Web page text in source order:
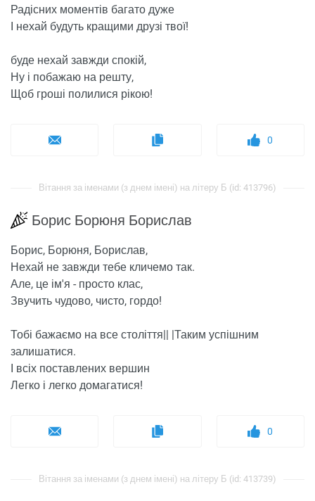
Радісних моментів багато дуже
І нехай будуть кращими друзі твої!
буде нехай завжди спокій,
Ну і побажаю на решту,
Щоб гроші полилися рікою!
0
Вітання за іменами (з днем ​​імені) на літеру Б (id: 413796)
Борис Борюня Борислав
Борис, Борюня, Борислав,
Нехай не завжди тебе кличемо так.
Але, це ім'я - просто клас,
Звучить чудово, чисто, гордо!
Тобі бажаємо на все століття|| |Таким успішним
залишатися.
І всіх поставлених вершин
Легко і легко домагатися!
0
Вітання за іменами (з днем ​​імені) на літеру Б (id: 413739)